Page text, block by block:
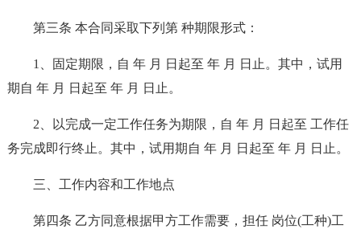
第三条 本合同采取下列第 种期限形式：
1、固定期限，自 年 月 日起至 年 月 日止。其中，试用
期自 年 月 日起至 年 月 日止。
2、以完成一定工作任务为期限，自 年 月 日起至 工作任
务完成即行终止。其中，试用期自 年 月 日起至 年 月 日止。
三、工作内容和工作地点
第四条 乙方同意根据甲方工作需要，担任 岗位(工种)工